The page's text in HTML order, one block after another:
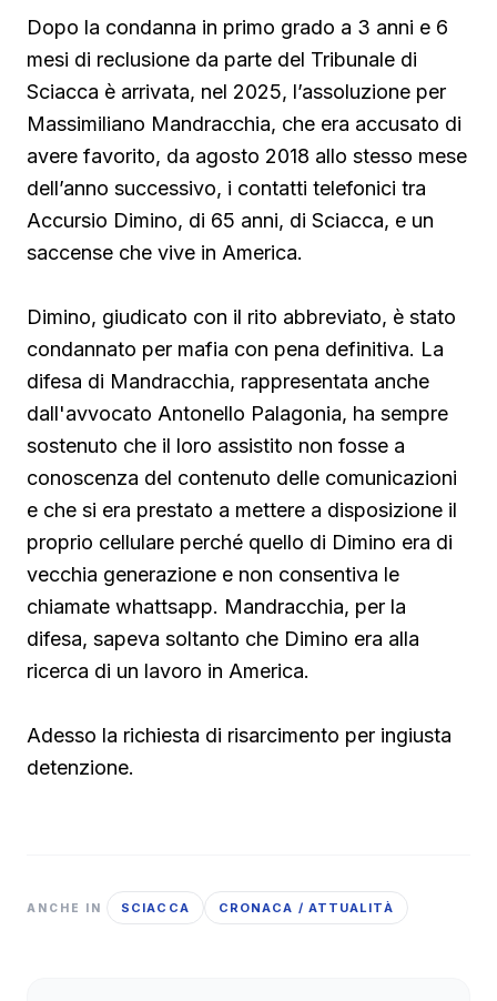
Dopo la condanna in primo grado a 3 anni e 6
mesi di reclusione da parte del Tribunale di
Sciacca è arrivata, nel 2025, l’assoluzione per
Massimiliano Mandracchia, che era accusato di
avere favorito, da agosto 2018 allo stesso mese
dell’anno successivo, i contatti telefonici tra
Accursio Dimino, di 65 anni, di Sciacca, e un
saccense che vive in America.
Dimino, giudicato con il rito abbreviato, è stato
condannato per mafia con pena definitiva. La
difesa di Mandracchia, rappresentata anche
dall'avvocato Antonello Palagonia, ha sempre
sostenuto che il loro assistito non fosse a
conoscenza del contenuto delle comunicazioni
e che si era prestato a mettere a disposizione il
proprio cellulare perché quello di Dimino era di
vecchia generazione e non consentiva le
chiamate whattsapp. Mandracchia, per la
difesa, sapeva soltanto che Dimino era alla
ricerca di un lavoro in America.
Adesso la richiesta di risarcimento per ingiusta
detenzione.
ANCHE IN SCIACCA CRONACA / ATTUALITÀ